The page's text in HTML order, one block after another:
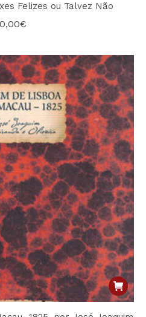
Felizes ou Talvez Não
€